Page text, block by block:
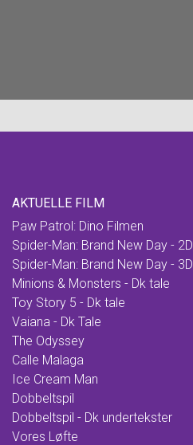
AKTUELLE FILM
Paw Patrol: Dino Filmen
Spider-Man: Brand New Day - 2D
Spider-Man: Brand New Day - 3D
Minions & Monsters - Dk tale
Toy Story 5 - Dk tale
Vaiana - Dk Tale
The Odyssey
Calle Malaga
Ice Cream Man
Dobbeltspil
Dobbeltspil - Dk undertekster
Vores Løfte